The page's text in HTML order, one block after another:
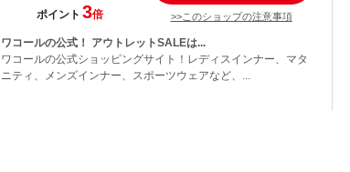
ポイント 3倍 >>このショップの注意事項
ワコールの公式！ アウトレットSALEは...
ワコールの公式ショッピングサイト！レディスインナー、マタ
ニティ、メンズインナー、スポーツウェアなど、...